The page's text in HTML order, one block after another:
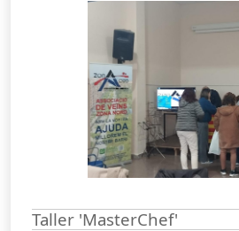
Taller 'MasterChef'